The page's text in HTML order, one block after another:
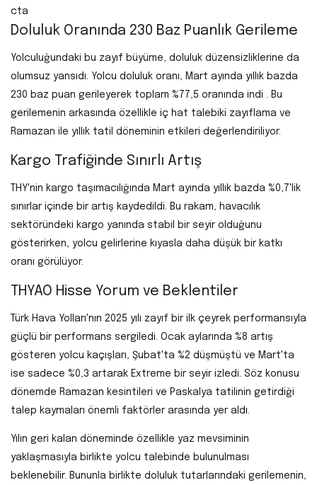
cta
Doluluk Oranında 230 Baz Puanlık Gerileme
Yolculuğundaki bu zayıf büyüme, doluluk düzensizliklerine da
olumsuz yansıdı. Yolcu doluluk oranı, Mart ayında yıllık bazda
230 baz puan gerileyerek toplam %77,5 oranında indi . Bu
gerilemenin arkasında özellikle iç hat talebiki zayıflama ve
Ramazan ile yıllık tatil döneminin etkileri değerlendiriliyor.
Kargo Trafiğinde Sınırlı Artış
THY'nin kargo taşımacılığında Mart ayında yıllık bazda %0,7'lik
sınırlar içinde bir artış kaydedildi. Bu rakam, havacılık
sektöründeki kargo yanında stabil bir seyir olduğunu
gösterirken, yolcu gelirlerine kıyasla daha düşük bir katkı
oranı görülüyor.
THYAO Hisse Yorum ve Beklentiler
Türk Hava Yolları'nın 2025 yılı zayıf bir ilk çeyrek performansıyla
güçlü bir performans sergiledi. Ocak aylarında %8 artış
gösteren yolcu kaçışları, Şubat'ta %2 düşmüştü ve Mart'ta
ise sadece %0,3 artarak Extreme bir seyir izledi. Söz konusu
dönemde Ramazan kesintileri ve Paskalya tatilinin getirdiği
talep kaymaları önemli faktörler arasında yer aldı.
Yılın geri kalan döneminde özellikle yaz mevsiminin
yaklaşmasıyla birlikte yolcu talebinde bulunulması
beklenebilir. Bununla birlikte doluluk tutarlarındaki gerilemenin,